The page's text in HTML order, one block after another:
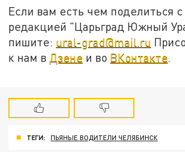
Если вам есть чем поделиться с
редакцией "Царьград Южный
пишите: ural-grad@mail.ru
к нам в Дзене и во ВКонтакте.
ТЕГИ: ПЬЯНЫЕ ВОДИТЕЛИ ЧЕЛЯБИНСК